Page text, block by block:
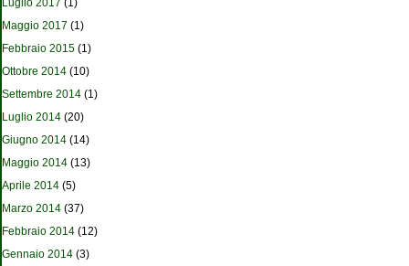
Luglio 2017 (1)
Maggio 2017 (1)
Febbraio 2015 (1)
Ottobre 2014 (10)
Settembre 2014 (1)
Luglio 2014 (20)
Giugno 2014 (14)
Maggio 2014 (13)
Aprile 2014 (5)
Marzo 2014 (37)
Febbraio 2014 (12)
Gennaio 2014 (3)